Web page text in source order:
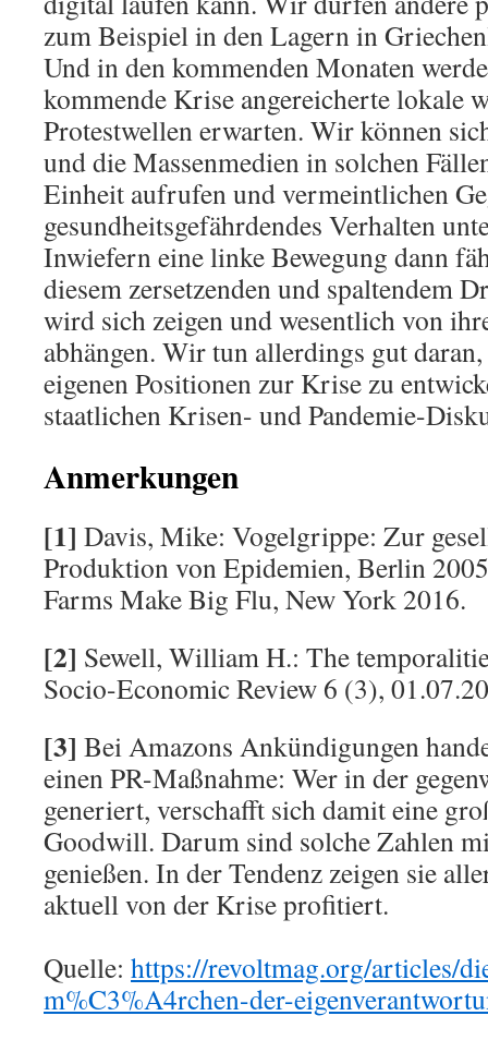
zum Beispiel in den Lagern in
Und in den kommenden Monaten
kommende Krise angereicherte lokale
Protestwellen erwarten. Wir können
und die Massenmedien in solchen
Einheit aufrufen und vermeintlichen
gesundheitsgefährdendes Verhalten
Inwiefern eine linke Bewegung dann
diesem zersetzenden und spaltendem
wird sich zeigen und wesentlich von
abhängen. Wir tun allerdings gut
eigenen Positionen zur Krise zu
staatlichen Krisen- und Pandemie-
Anmerkungen
[1] Davis, Mike: Vogelgrippe: Zur
Produktion von Epidemien, Berlin
Farms Make Big Flu, New York 2016.
[2] Sewell, William H.: The
Socio-Economic Review 6 (3),
[3] Bei Amazons Ankündigungen
einen PR-Maßnahme: Wer in der
generiert, verschafft sich damit eine
Goodwill. Darum sind solche Zahlen
genießen. In der Tendenz zeigen sie
aktuell von der Krise profitiert.
Quelle: https://revoltmag.org/articles/
m%C3%A4rchen-der-